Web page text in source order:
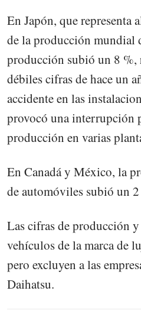
En Japón, que representa
de la producción mundial
producción subió un 8 %,
débiles cifras de hace un
accidente en las
provocó una interrupción
producción en varias
En Canadá y México, la
de automóviles subió un 2
Las cifras de producción
vehículos de la marca de
pero excluyen a las
Daihatsu.